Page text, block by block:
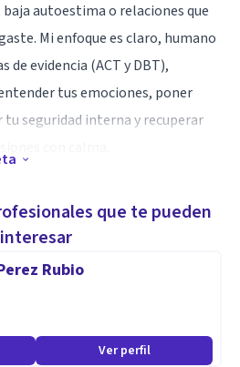
autoestima o relaciones que
Mi enfoque es claro, humano
de evidencia (ACT y DBT),
tus emociones, poner
seguridad interna y recuperar
el respeto y la autonomía: tú
un proceso que te
bienestar y sentido
te sientas acompañada,
avanzas hacia relaciones
más equilibrada y una
que te pueden
interesar
Rubio
Ver perfil